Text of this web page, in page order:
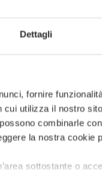
Dettagli
fornire
utilizza il nostro
combinarle
la nostra cookie
sottostante o